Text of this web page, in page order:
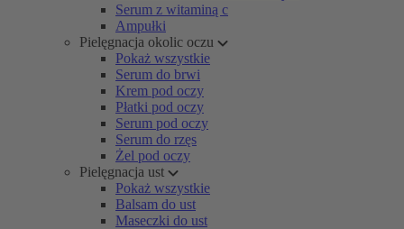
Serum z witaminą c
Ampułki
Pielęgnacja okolic oczu
Pokaż wszystkie
Serum do brwi
Krem pod oczy
Płatki pod oczy
Serum pod oczy
Serum do rzęs
Żel pod oczy
Pielęgnacja ust
Pokaż wszystkie
Balsam do ust
Maseczki do ust